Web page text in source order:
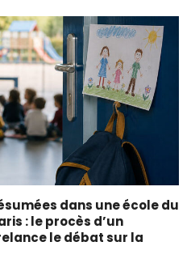
dans une école du
: le procès d’un
le débat sur la